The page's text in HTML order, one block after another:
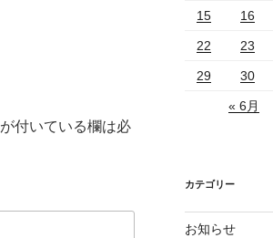
が付いている欄は必
15 16
22 23
29 30
« 6月
カテゴリー
お知らせ